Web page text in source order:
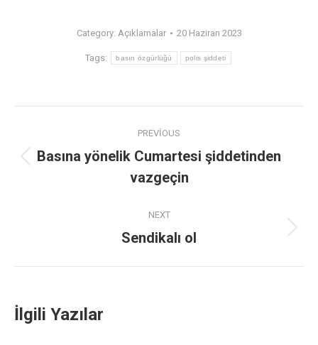
Category: Açıklamalar 20 Haziran 2023
Tags: basın özgürlüğü polis şiddeti
PREVIOUS
Basına yönelik Cumartesi şiddetinden
vazgeçin
NEXT
Sendikalı ol
İlgili Yazılar